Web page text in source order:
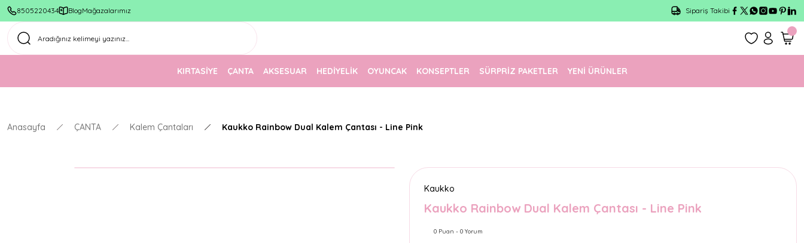
8505220434 BlogMağazalarımız
1500 TL Üzeri Ücretsiz Kargo
Sipariş Takibi
KIRTASİYE ÇANTA AKSESUAR HEDİYELİK OYUNCAK KONSEPTLER SÜRPRİZ PAKETLER YENİ ÜRÜNLER
Anasayfa ÇANTA Kalem Çantaları Kaukko Rainbow Dual Kalem Çantası - Line Pink
Kaukko
Kaukko Rainbow Dual Kalem Çantası - Line Pink
0 Puan - 0 Yorum